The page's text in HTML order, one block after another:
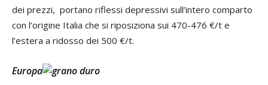
dei prezzi, portano riflessi depressivi sull’intero comparto
con l’origine Italia che si riposiziona sui 470-476 €/t e
l’estera a ridosso dei 500 €/t.
Europa